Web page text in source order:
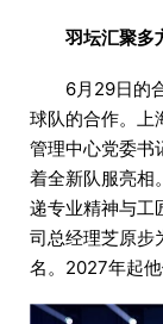
羽坛汇聚多
6月29日的合
球队的合作。上
管理中心党委书
着全新队服亮相
递专业精神与工
司总经理芝原步
名。2027年起他